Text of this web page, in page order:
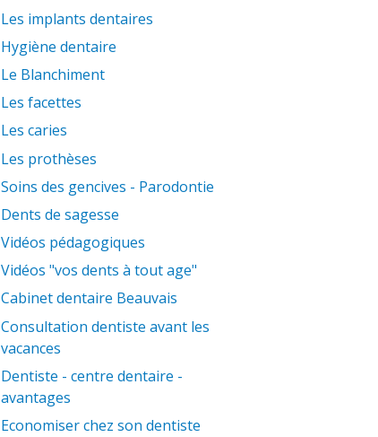
Les implants dentaires
Hygiène dentaire
Le Blanchiment
Les facettes
Les caries
Les prothèses
Soins des gencives - Parodontie
Dents de sagesse
Vidéos pédagogiques
Vidéos "vos dents à tout age"
Cabinet dentaire Beauvais
Consultation dentiste avant les
vacances
Dentiste - centre dentaire -
avantages
Economiser chez son dentiste